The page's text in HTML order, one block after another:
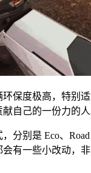
环保度极高，特别
自己的一份力的人
分别是 Eco、
有一些小改动，